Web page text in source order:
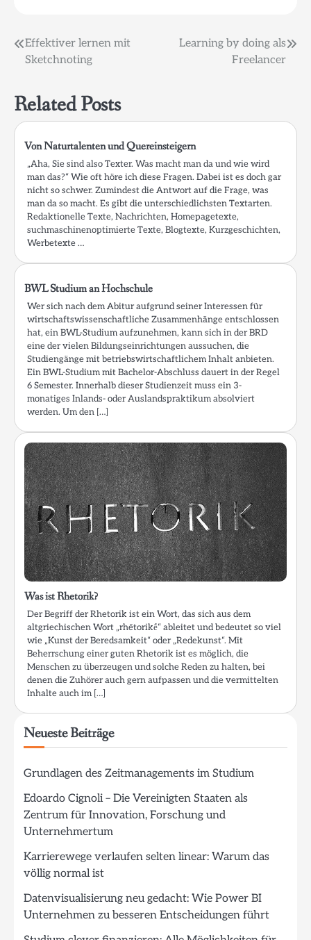
Beitragsnavigation
Effektiver lernen mit
Sketchnoting
Learning by doing als
Freelancer
Related Posts
Von Naturtalenten und Quereinsteigern
„Aha, Sie sind also Texter. Was macht man da und wie wird
man das?“ Wie oft höre ich diese Fragen. Dabei ist es doch gar
nicht so schwer. Zumindest die Antwort auf die Frage, was
man da so macht. Es gibt die unterschiedlichsten Textarten.
Redaktionelle Texte, Nachrichten, Homepagetexte,
suchmaschinenoptimierte Texte, Blogtexte, Kurzgeschichten,
Werbetexte …
BWL Studium an Hochschule
Wer sich nach dem Abitur aufgrund seiner Interessen für
wirtschaftswissenschaftliche Zusammenhänge entschlossen
hat, ein BWL-Studium aufzunehmen, kann sich in der BRD
eine der vielen Bildungseinrichtungen aussuchen, die
Studiengänge mit betriebswirtschaftlichem Inhalt anbieten.
Ein BWL-Studium mit Bachelor-Abschluss dauert in der Regel
6 Semester. Innerhalb dieser Studienzeit muss ein 3-
monatiges Inlands- oder Auslandspraktikum absolviert
werden. Um den […]
Was ist Rhetorik?
Der Begriff der Rhetorik ist ein Wort, das sich aus dem
altgriechischen Wort „rhētorikḗ“ ableitet und bedeutet so viel
wie „Kunst der Beredsamkeit“ oder „Redekunst“. Mit
Beherrschung einer guten Rhetorik ist es möglich, die
Menschen zu überzeugen und solche Reden zu halten, bei
denen die Zuhörer auch gern aufpassen und die vermittelten
Inhalte auch im […]
Neueste Beiträge
Grundlagen des Zeitmanagements im Studium
Edoardo Cignoli – Die Vereinigten Staaten als
Zentrum für Innovation, Forschung und
Unternehmertum
Karrierewege verlaufen selten linear: Warum das
völlig normal ist
Datenvisualisierung neu gedacht: Wie Power BI
Unternehmen zu besseren Entscheidungen führt